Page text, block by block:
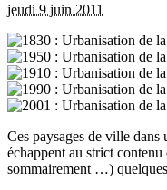
jeudi 9 juin 2011
Ces paysages de ville
échappent au strict
sommairement …)